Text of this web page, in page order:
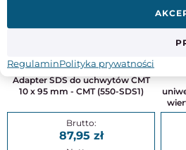
Adapter SDS do uchwytów CMT
10 x 95 mm - CMT (550-SDS1)
87,95
RegulaminPolityka prywatności